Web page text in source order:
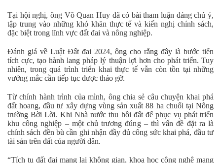
Tại hội nghị, ông Võ Quan Huy đã có bài tham luận đáng chú ý,
tập trung vào những khó khăn thực tế và kiến nghị chính sách,
đặc biệt trong lĩnh vực đất đai và nông nghiệp.
Đánh giá về Luật Đất đai 2024, ông cho rằng đây là bước tiến
tích cực, tạo hành lang pháp lý thuận lợi hơn cho phát triển. Tuy
nhiên, trong quá trình triển khai thực tế vẫn còn tồn tại những
vướng mắc cần tiếp tục được tháo gỡ.
Từ chính hành trình của mình, ông chia sẻ câu chuyện khai phá
đất hoang, đầu tư xây dựng vùng sản xuất 88 ha chuối tại Nông
trường Bời Lời. Khi Nhà nước thu hồi đất để phục vụ phát triển
khu công nghiệp – một chủ trương đúng – thì vấn đề đặt ra là
chính sách đền bù cần ghi nhận đầy đủ công sức khai phá, đầu tư
tài sản trên đất của người dân.
“Tích tụ đất đai mang lại không gian, khoa học công nghệ mang